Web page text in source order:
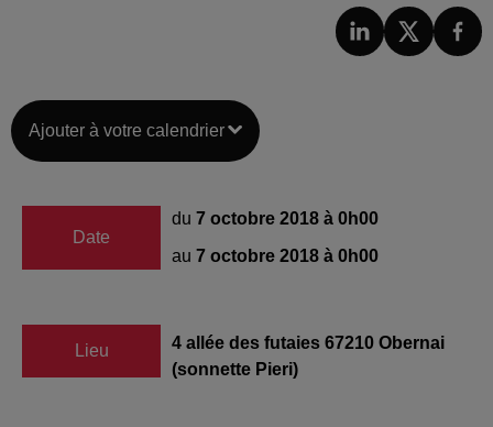
Ajouter à votre calendrier
Date
du 7 octobre 2018 à 0h00
au 7 octobre 2018 à 0h00
Lieu
4 allée des futaies 67210 Obernai
(sonnette Pieri)